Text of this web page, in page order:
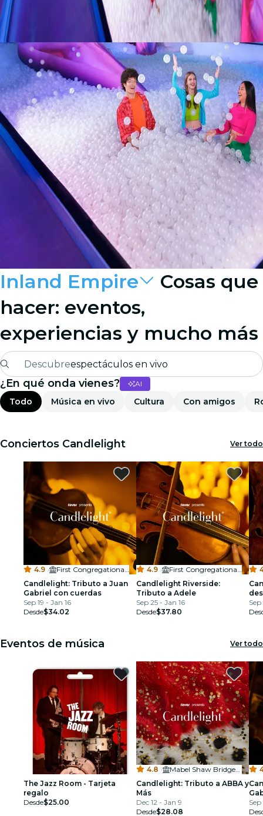
Inland Empire
Cosas que
hacer: eventos,
experiencias y mucho más
Descubreespectáculos en vivo
Madrid
Londres
experiencias y ciudades
São Paulo
exposiciones
Seúl
recorridos por la ciudad
conciertos
cine
¿En qué onda vienes? AI
Todo Música en vivo Cultura Con amigos
Conciertos Candlelight Ver todo
4.9 ·
Candlelight: Tributo a Juan
Gabriel con cuerdas
Sep 19 - Jan 16
Desde$34.02
4.9 ·
Candlelight Riverside:
Tributo a Adele
Sep 25 - Jan 16
Desde$37.80
Sep
Eventos de música Ver todo
The Jazz Room - Tarjeta
regalo
Desde$25.00
4.8 ·
Mabel Shaw Bridges Hall of Music (Little Bridges)
Candlelight: Tributo a ABBA y
Más
Dec 12 - Jan 9
Desde$28.08
Sep